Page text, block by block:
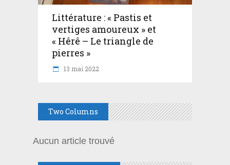
Littérature : « Pastis et
vertiges amoureux » et
« Hêrê – Le triangle de
pierres »
13 mai 2022
Two Columns
Aucun article trouvé